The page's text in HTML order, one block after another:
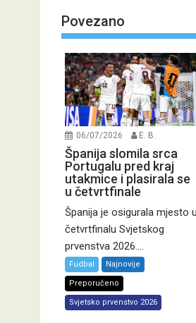
Povezano
06/07/2026 E. B.
Španija slomila srca
Portugalu pred kraj
utakmice i plasirala se
u četvrtfinale
Španija je osigurala mjesto u
četvrtfinalu Svjetskog
prvenstva 2026....
Fudbal Najnovije
Preporučeno
Svjetsko prvenstvo 2026